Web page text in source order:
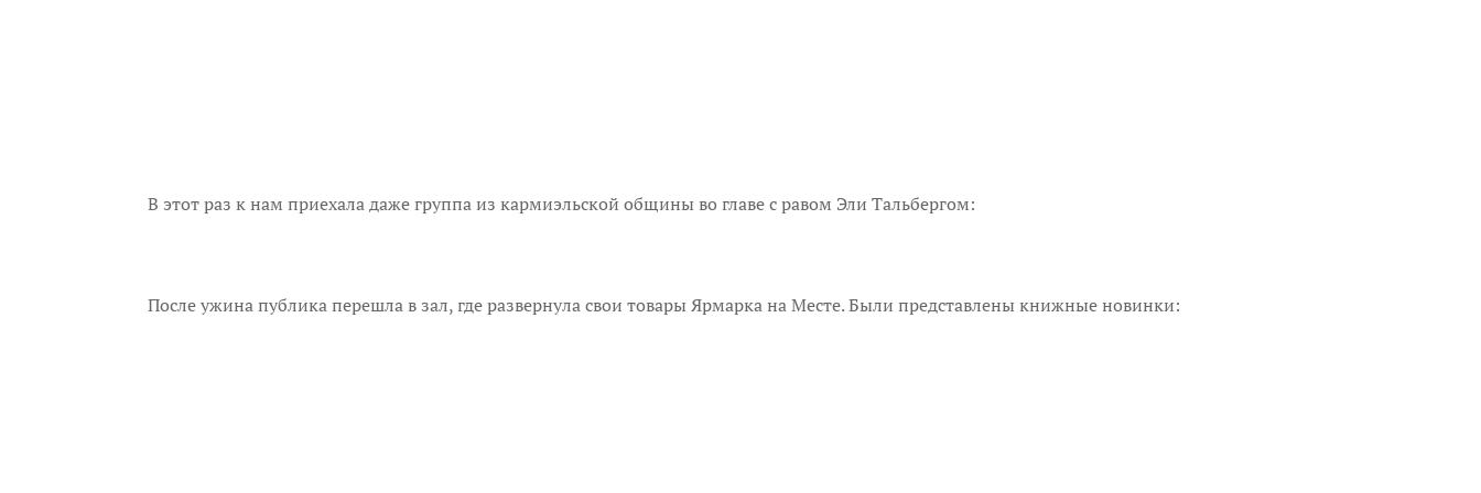
В этот раз к нам приехала даже группа из кармиэльской общины во главе с равом Эли Тальбергом:
После ужина публика перешла в зал, где развернула свои товары Ярмарка на Месте. Были представлены книжные новинки: